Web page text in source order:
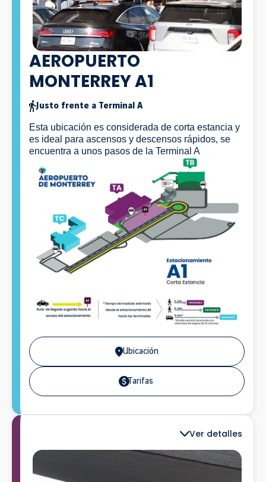
AEROPUERTO
MONTERREY A1
Justo frente a Terminal A
Esta ubicación es considerada de corta estancia y
es ideal para ascensos y descensos rápidos, se
encuentra a unos pasos de la Terminal A
Ubicación
Tarifas
Ver detalles